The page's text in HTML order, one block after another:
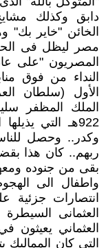
دابق وكذلك
الخائن "خاير بك"
مصر ليظل فى
المصريون "على
النداء من فوق
الأول (سلطان
الملك المظفر
922هـ التي
وكدر.. وحصل
ربهم.. كان هذا
بقى من جنوده
واطفال الى
انتصارات جزئية
العثمانى
العثماني يعيثون
التي كان